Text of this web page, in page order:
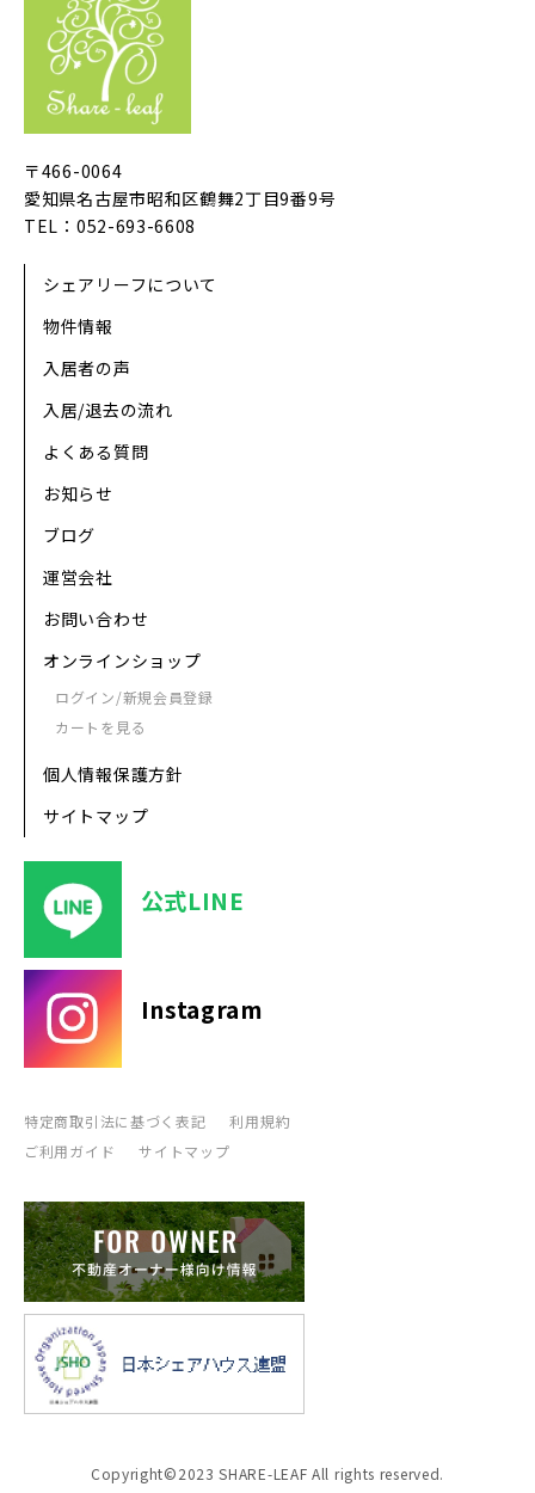
〒466-0064
愛知県名古屋市昭和区鶴舞2丁目9番9号
TEL：052-693-6608
シェアリーフについて
物件情報
入居者の声
入居/退去の流れ
よくある質問
お知らせ
ブログ
運営会社
お問い合わせ
オンラインショップ
ログイン/新規会員登録
カートを見る
個人情報保護方針
サイトマップ
公式LINE
Instagram
特定商取引法に基づく表記
利用規約
ご利用ガイド
サイトマップ
Copyright©2023 SHARE-LEAF All rights reserved.